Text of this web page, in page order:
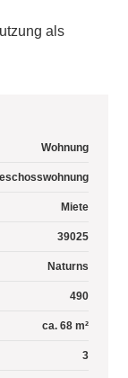
als
Wohnung
Miete
39025
Naturns
490
ca. 68 m²
3